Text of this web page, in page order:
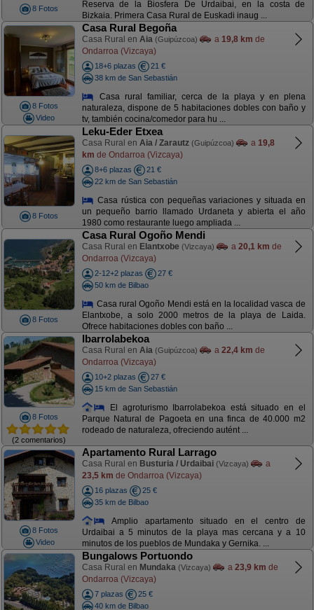
8 Fotos
Reserva de la Biosfera De Urdaibai, en la costa de
Bizkaia. Primera Casa Rural de Euskadi inaug ...
8 Fotos
Video
Casa Rural Begoña
Casa Rural en Aia (Guipúzcoa) a 19,8 km de
Ondarroa (Vizcaya)
18+6 plazas
21 €
38 km de San Sebastián
Casa rural familiar, cerca de la playa y en plena
naturaleza, dispone de 5 habitaciones dobles con baño y
tv, también cocina/comedor para hu ...
8 Fotos
Leku-Eder Etxea
Casa Rural en Aia / Zarautz (Guipúzcoa) a 19,8
km de Ondarroa (Vizcaya)
8+6 plazas
21 €
22 km de San Sebastián
Casa rústica con pequeñas variaciones y situada en
un pequeño barrio llamado Urdaneta y abierta el año
1980 como restaurante luego ampliada ...
8 Fotos
Casa Rural Ogoño Mendi
Casa Rural en Elantxobe (Vizcaya) a 20,1 km de
Ondarroa (Vizcaya)
2-12+2 plazas
27 €
50 km de Bilbao
Casa rural Ogoño Mendi está en la localidad vasca de
Elantxobe, a solo 2000 metros de la playa de Laida.
Ofrece habitaciones dobles con baño ...
8 Fotos
(2 comentarios)
Ibarrolabekoa
Casa Rural en Aia (Guipúzcoa) a 22,4 km de
Ondarroa (Vizcaya)
10+2 plazas
27 €
15 km de San Sebastián
El agroturismo Ibarrolabekoa está situado en el
Parque Natural de Pagoeta en una finca de 40.000 m2
rodeado de naturaleza, ofreciendo autént ...
8 Fotos
Video
Apartamento Rural Larrago
Casa Rural en Busturia / Urdaibai (Vizcaya)
a
23,5 km de Ondarroa (Vizcaya)
16 plazas
25 €
35 km de Bilbao
Amplio apartamento situado en el centro de
Urdaibai a 5 minutos de la playa mas cercana y a 10
minutos de los pueblos de Mundaka y Gernika. ...
Bungalows Portuondo
Casa Rural en Mundaka (Vizcaya) a 23,9 km de
Ondarroa (Vizcaya)
7 plazas
25 €
40 km de Bilbao